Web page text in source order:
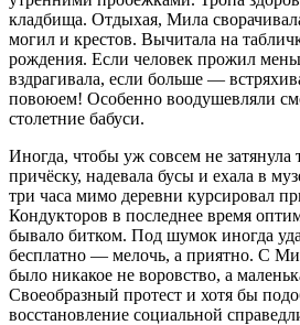
кладбища. Отдыхая, Мила
могил и крестов. Вычитала на
рождения. Если человек прожил
вздрагивала, если больше —
повоюем! Особенно воодушевляли
столетние бабуси.
Иногда, чтобы уж совсем не затянула
причёску, надевала бусы и ехала в
три часа мимо деревни курсировал
Кондукторов в последнее время
бывало битком. Под шумок иногда
бесплатно — мелочь, а приятно. С
было никакое не воровство, а
Своеобразный протест и хотя бы
восстановление социальной